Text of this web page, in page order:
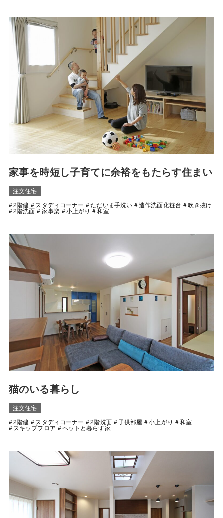
家事を時短し子育てに余裕をもたらす住まい
注文住宅
2階建
スタディコーナー ただいま手洗い 造作洗面化粧台 吹き抜け
2階洗面 家事楽 小上がり 和室
猫のいる暮らし
注文住宅
2階建
スタディコーナー 2階洗面 子供部屋 小上がり 和室
スキップフロア ペットと暮らす家